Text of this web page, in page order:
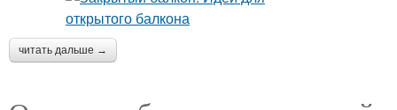
читать дальше →